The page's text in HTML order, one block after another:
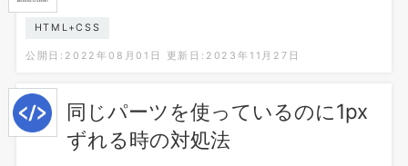
HTML+CSS
公開日:2022年08月01日 更新日:2023年11月27日
同じパーツを使っているのに1px
ずれる時の対処法